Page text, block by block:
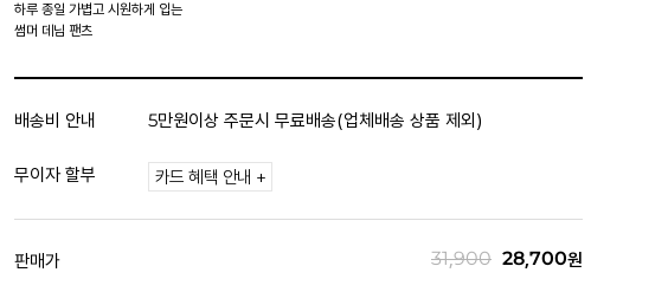
하루 종일 가볍고 시원하게 입는
썸머 데님 팬츠
배송비 안내 5만원이상 주문시 무료배송(업체배송 상품 제외)
무이자 할부 카드 혜택 안내 +
판매가 31,900 28,700원